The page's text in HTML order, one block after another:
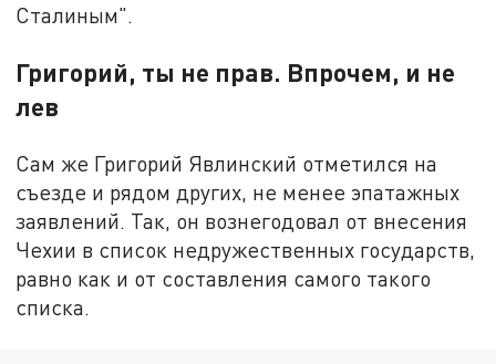
Сталиным".
Григорий, ты не прав. Впрочем, и не
лев
Сам же Григорий Явлинский отметился на
съезде и рядом других, не менее эпатажных
заявлений. Так, он вознегодовал от внесения
Чехии в список недружественных государств,
равно как и от составления самого такого
списка.